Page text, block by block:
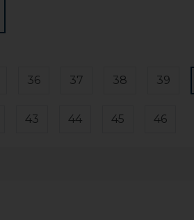
36 37 38 39
43 44 45 46